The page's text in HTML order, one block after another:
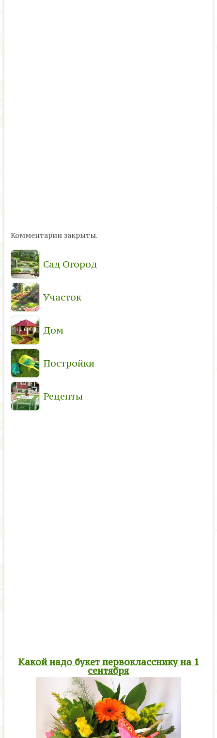
Комментарии закрыты.
Сад Огород
Участок
Дом
Постройки
Рецепты
Какой надо букет первокласснику на 1
сентября